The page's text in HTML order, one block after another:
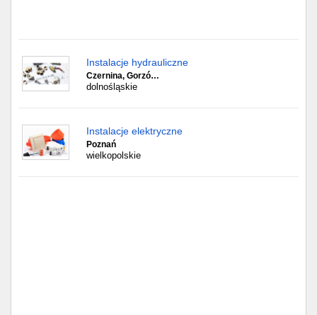
Instalacje hydrauliczne
Czernina, Gorzó…
dolnośląskie
Instalacje elektryczne
Poznań
wielkopolskie
Częstochowa
Olsztyn
Sosnowiec